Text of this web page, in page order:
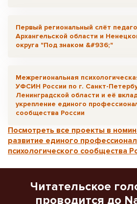
Первый региональный слёт
Архангельской области и
округа "Под знаком &#936;"
Межрегиональная
УФСИН России по г. Санкт-
Ленинградской области и её
укрепление единого
сообщества России
Посмотреть все проекты в
развитие единого
психологического сообщества
Читательское
проводится до